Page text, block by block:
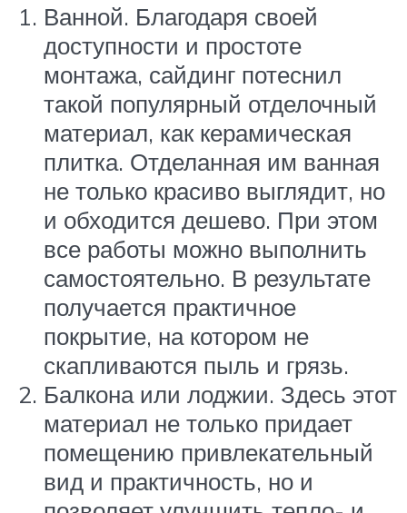
Ванной. Благодаря своей
доступности и простоте
монтажа, сайдинг потеснил
такой популярный отделочный
материал, как керамическая
плитка. Отделанная им ванная
не только красиво выглядит, но
и обходится дешево. При этом
все работы можно выполнить
самостоятельно. В результате
получается практичное
покрытие, на котором не
скапливаются пыль и грязь.
Балкона или лоджии. Здесь этот
материал не только придает
помещению привлекательный
вид и практичность, но и